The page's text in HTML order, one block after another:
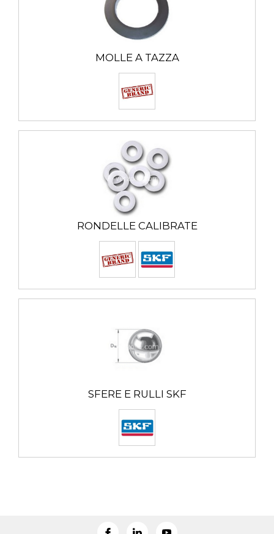
MOLLE A TAZZA
RONDELLE CALIBRATE
SFERE E RULLI SKF